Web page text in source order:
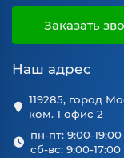
Заказать
Наш адрес
119285, город
ком. 1 офис 2
пн-пт: 9:00-19:00
сб-вс: 9:00-17:00